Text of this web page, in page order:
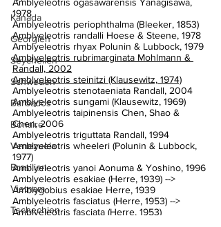
Kanada
Georgien
Seychellen
Schweden
Barbados
Bonaire
Venezuela
Brasilien
Vietnam
Tschechien
1978
Amblyeleotris periophthalma (Bleeker, 1853)
Amblyeleotris randalli Hoese & Steene, 1978
Amblyeleotris rhyax Polunin & Lubbock, 1979
Amblyeleotris rubrimarginata Mohlmann &
Randall, 2002
Amblyeleotris steinitzi (Klausewitz, 1974)
Amblyeleotris stenotaeniata Randall, 2004
Amblyeleotris sungami (Klausewitz, 1969)
Amblyeleotris taipinensis Chen, Shao &
Chen, 2006
Amblyeleotris triguttata Randall, 1994
Amblyeleotris wheeleri (Polunin & Lubbock,
1977)
Amblyeleotris yanoi Aonuma & Yoshino, 1996
Amblyeleotris esakiae (Herre, 1939) -->
Amblygobius esakiae Herre, 1939
Amblyeleotris fasciatus (Herre, 1953) -->
Amblyeleotris fasciata (Herre, 1953)